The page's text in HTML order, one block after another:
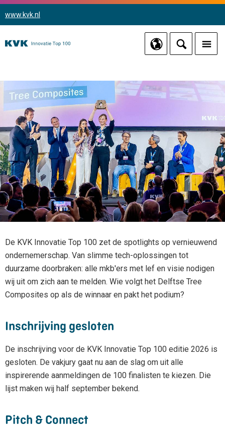
www.kvk.nl
De KVK Innovatie Top 100 zet de spotlights op vernieuwend
ondernemerschap. Van slimme tech-oplossingen tot
duurzame doorbraken: alle mkb'ers met lef en visie nodigen
wij uit om zich aan te melden. Wie volgt het Delftse Tree
Composites op als de winnaar en pakt het podium?
Inschrijving gesloten
De inschrijving voor de KVK Innovatie Top 100 editie 2026 is
gesloten. De vakjury gaat nu aan de slag om uit alle
inspirerende aanmeldingen de 100 finalisten te kiezen. Die
lijst maken wij half september bekend.
Pitch & Connect